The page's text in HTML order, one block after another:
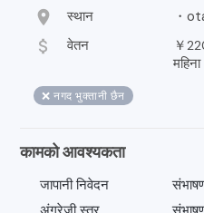
location_on स्थान ・
attach_money वेतन ￥
महिना
❌ नगद भुक्तानी छैन
कामको आवश्यकता
जापानी निवेदन